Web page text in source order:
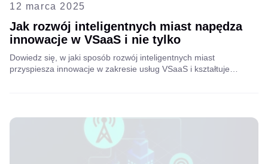
12 marca 2025
Jak rozwój inteligentnych miast napędza
innowacje w VSaaS i nie tylko
Dowiedz się, w jaki sposób rozwój inteligentnych miast
przyspiesza innowacje w zakresie usług VSaaS i kształtuje
inteligentnym rozwiązaniom VAS.